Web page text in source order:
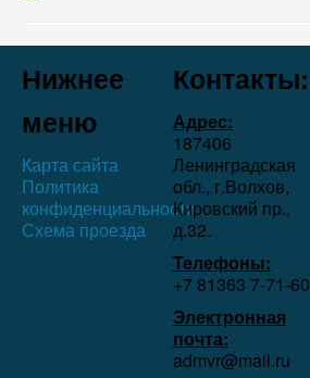
Нижнее
меню
Карта сайта
Политика
конфиденциальности
Схема проезда
Контакты:
Адрес:
187406
Ленинградская
обл., г.Волхов,
Кировский пр.,
д.32.
Телефоны:
+7 81363 7‑71-60
Электронная
почта:
admvr@mail.ru